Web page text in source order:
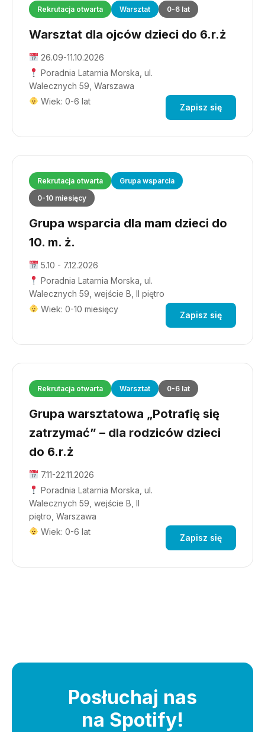
Rekrutacja otwarta Warsztat 0-6 lat
Warsztat dla ojców dzieci do 6.r.ż
26.09-11.10.2026
Poradnia Latarnia Morska, ul.
Walecznych 59, Warszawa
Wiek: 0-6 lat
Zapisz się
Rekrutacja otwarta
Grupa wsparcia
0-10 miesięcy
Grupa wsparcia dla mam dzieci do
10. m. ż.
5.10 - 7.12.2026
Poradnia Latarnia Morska, ul.
Walecznych 59, wejście B, II piętro
Wiek: 0-10 miesięcy
Zapisz się
Rekrutacja otwarta Warsztat 0-6 lat
Grupa warsztatowa „Potrafię się
zatrzymać” – dla rodziców dzieci
do 6.r.ż
7.11-22.11.2026
Poradnia Latarnia Morska, ul.
Walecznych 59, wejście B, II
piętro, Warszawa
Wiek: 0-6 lat
Zapisz się
Posłuchaj nas
na Spotify!